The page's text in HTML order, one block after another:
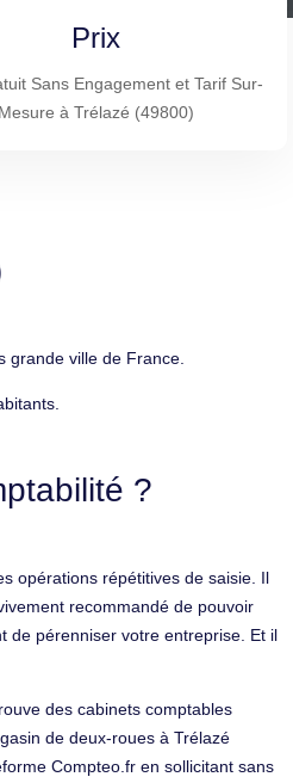
Prix
Sans Engagement et Tarif Sur-
Mesure à Trélazé (49800)
grande ville de France.
?
opérations répétitives de saisie. Il
recommandé de pouvoir
de pérenniser votre entreprise. Et il
des cabinets comptables
de deux-roues à Trélazé
Compteo.fr en sollicitant sans